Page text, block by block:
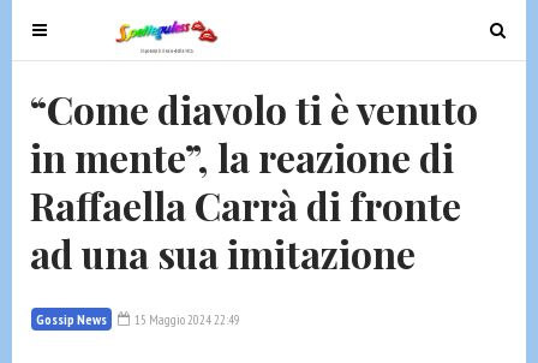
T
o
g
l
e
n
v
g
T
o
“Come diavolo ti è venuto
in mente”, la reazione di
Raffaella Carrà di fronte
ad una sua imitazione
Gossip News 15 Maggio 2024 22:49